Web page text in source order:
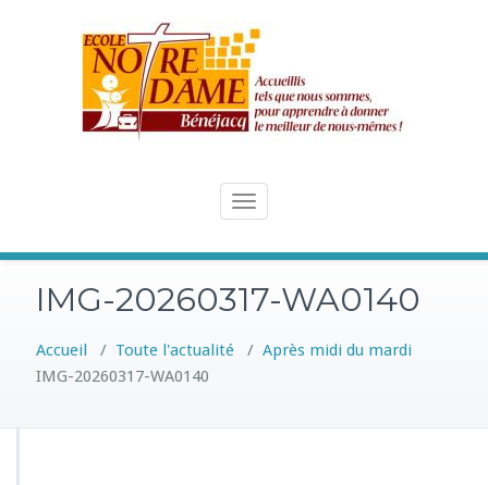
Toggle
IMG-20260317-WA0140
Accueil / Toute l'actualité / Après midi du mardi
IMG-20260317-WA0140